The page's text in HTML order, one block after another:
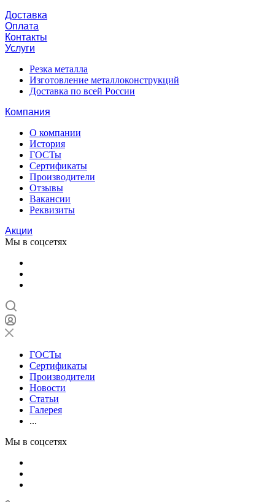
Доставка
Оплата
Контакты
Услуги
Резка металла
Изготовление металлоконструкций
Доставка по всей России
Компания
О компании
История
ГОСТы
Сертификаты
Производители
Отзывы
Вакансии
Реквизиты
Акции
Мы в соцсетях
ГОСТы
Сертификаты
Производители
Новости
Статьи
Галерея
...
Мы в соцсетях